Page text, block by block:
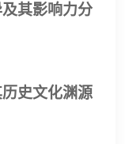
其影响力分
史文化渊源